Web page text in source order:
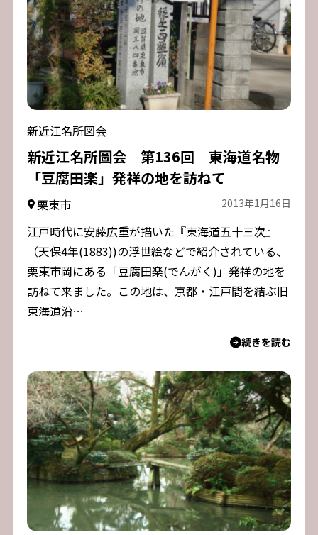
新近江名所図会
新近江名所圖会 第136回 東海道名物
「豆腐田楽」発祥の地を訪ねて
栗東市 2013年1月16日
江戸時代に安藤広重が描いた『東海道五十三次』
（天保4年(1883))の浮世絵などで紹介されている、
栗東市岡にある「豆腐田楽(でんがく)」発祥の地を
訪ねて来ました。この地は、京都・江戸間を結ぶ旧
東海道沿…
続きを読む